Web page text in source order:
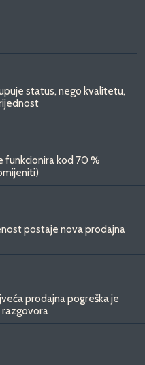
status, nego kvalitetu,
funkcionira kod 70 %
postaje nova prodajna
prodajna pogreška je
razgovora